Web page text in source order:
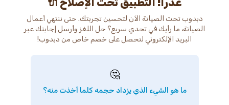
عذراً! التطبيق تحت الإصلاح 🔌
دبدوب تحت الصيانة الآن لتحسين تجربتك. حتى ننتهي أعمال
الصيانة، ما رأيك في تحدي سريع؟ حل اللغز وأرسل إجابتك عبر
البريد الإلكتروني لتحصل على خصم خاص من دبدوب!
🤔
ما هو الشيء الذي يزداد حجمه كلما أخذت منه؟